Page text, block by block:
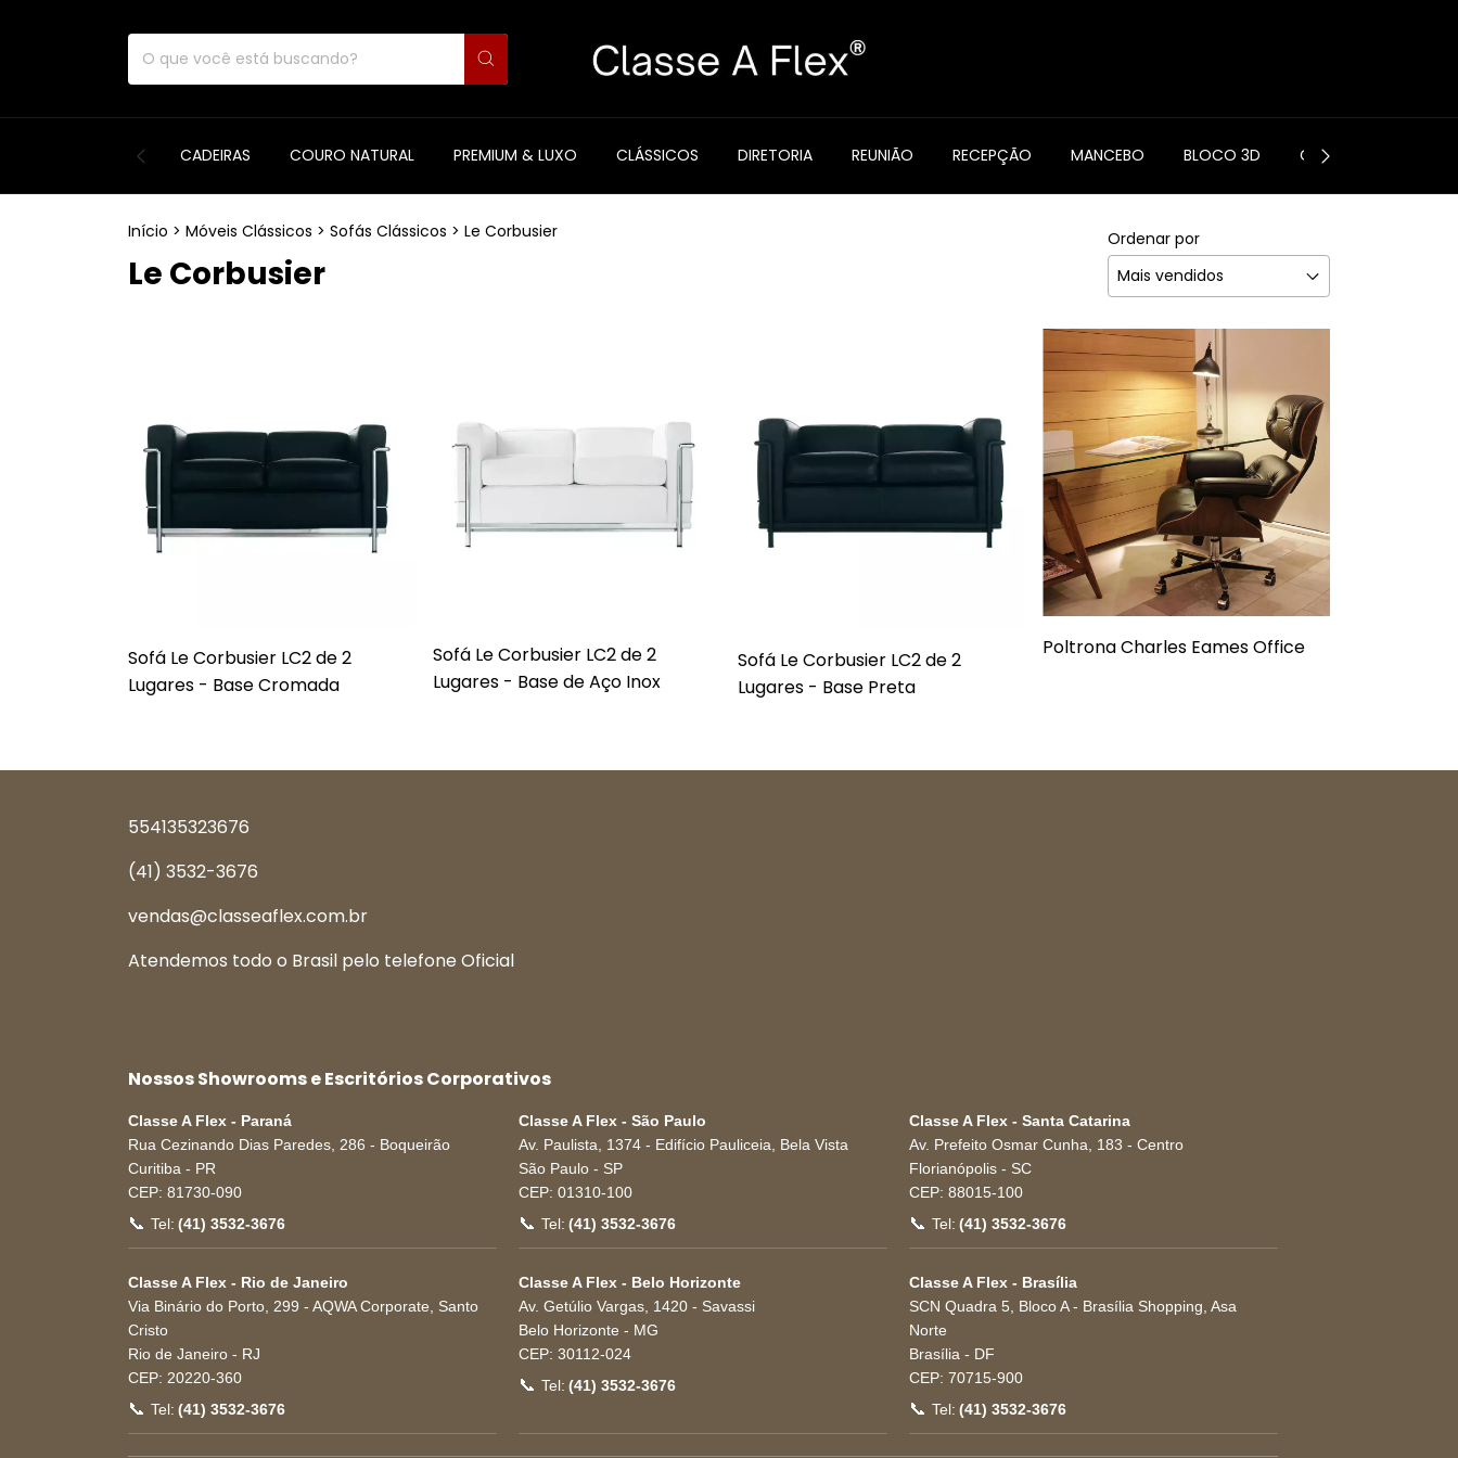
CADEIRAS COURO NATURAL PREMIUM & LUXO CLÁSSICOS DIRETORIA REUNIÃO RECEPÇÃO MANCEBO BLOCO 3D CONTATO
Início > Móveis Clássicos > Sofás Clássicos > Le Corbusier
Le Corbusier
Ordenar por
Sofá Le Corbusier LC2 de 2
Lugares - Base Cromada
Sofá Le Corbusier LC2 de 2
Lugares - Base de Aço Inox
Sofá Le Corbusier LC2 de 2
Lugares - Base Preta
Poltrona Charles Eames Office
554135323676
(41) 3532-3676
vendas@classeaflex.com.br
Atendemos todo o Brasil pelo telefone Oficial
Nossos Showrooms e Escritórios Corporativos
Classe A Flex - Paraná
Rua Cezinando Dias Paredes, 286 - Boqueirão
Curitiba - PR
CEP: 81730-090
📞 Tel: (41) 3532-3676
Classe A Flex - São Paulo
Av. Paulista, 1374 - Edifício Pauliceia, Bela Vista
São Paulo - SP
CEP: 01310-100
📞 Tel: (41) 3532-3676
Classe A Flex - Santa Catarina
Av. Prefeito Osmar Cunha, 183 - Centro
Florianópolis - SC
CEP: 88015-100
📞 Tel: (41) 3532-3676
Classe A Flex - Rio de Janeiro
Via Binário do Porto, 299 - AQWA Corporate, Santo
Cristo
Rio de Janeiro - RJ
CEP: 20220-360
📞 Tel: (41) 3532-3676
Classe A Flex - Belo Horizonte
Av. Getúlio Vargas, 1420 - Savassi
Belo Horizonte - MG
CEP: 30112-024
📞 Tel: (41) 3532-3676
Classe A Flex - Brasília
SCN Quadra 5, Bloco A - Brasília Shopping, Asa
Norte
Brasília - DF
CEP: 70715-900
📞 Tel: (41) 3532-3676